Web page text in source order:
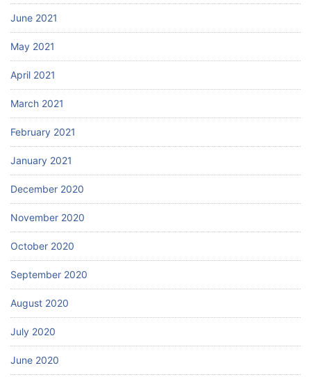
June 2021
May 2021
April 2021
March 2021
February 2021
January 2021
December 2020
November 2020
October 2020
September 2020
August 2020
July 2020
June 2020